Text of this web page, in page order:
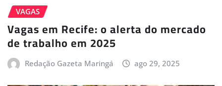
VAGAS
Vagas em Recife: o alerta do mercado
de trabalho em 2025
Redação Gazeta Maringá ago 29, 2025